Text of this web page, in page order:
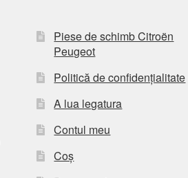
Piese de schimb Citroën
Peugeot
Politică de confidențialitate
A lua legatura
Contul meu
Coș